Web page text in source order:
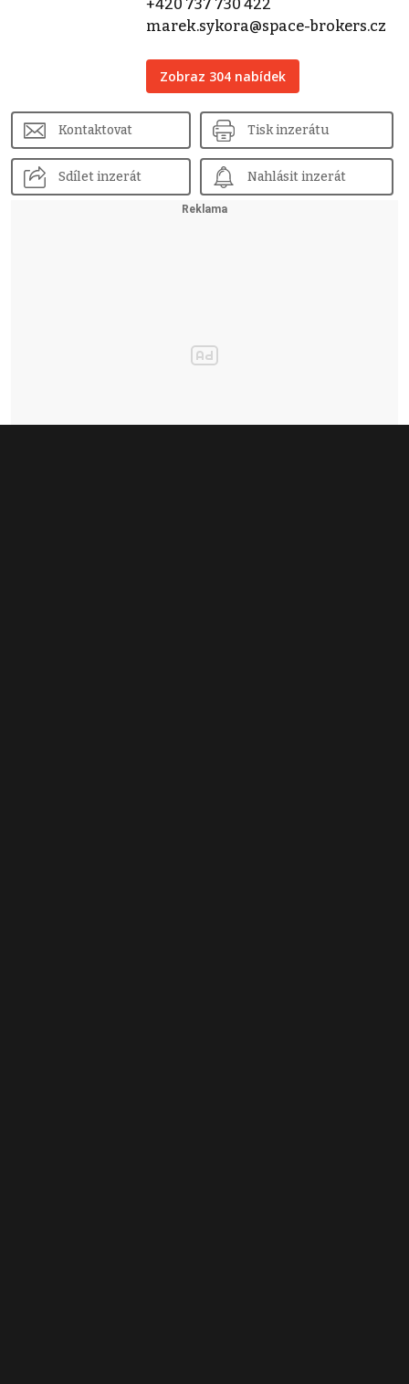
+420 737 730 422
marek.sykora@space-brokers.cz
Zobraz 304 nabídek
Kontaktovat Tisk inzerátu
Sdílet inzerát Nahlásit inzerát